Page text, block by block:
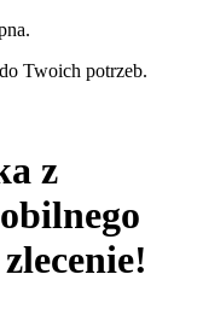
Twoich potrzeb.
z